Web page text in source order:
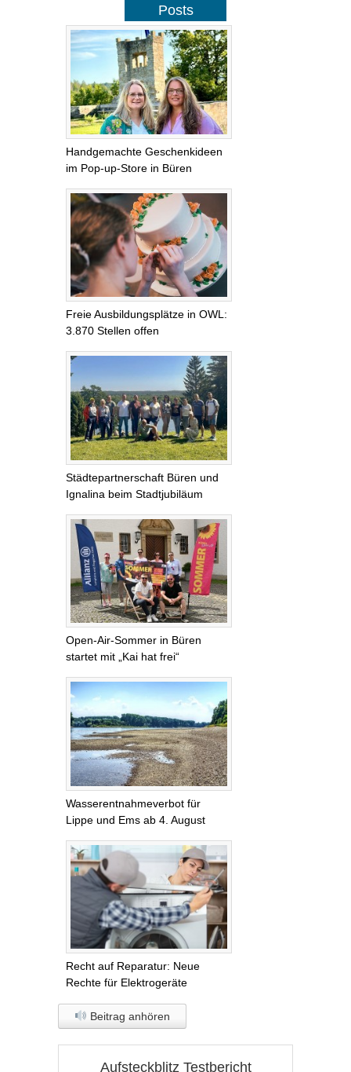
Posts
Handgemachte Geschenkideen
im Pop-up-Store in Büren
Freie Ausbildungsplätze in OWL:
3.870 Stellen offen
Städtepartnerschaft Büren und
Ignalina beim Stadtjubiläum
Open-Air-Sommer in Büren
startet mit „Kai hat frei“
Wasserentnahmeverbot für
Lippe und Ems ab 4. August
Recht auf Reparatur: Neue
Rechte für Elektrogeräte
Beitrag anhören
Aufsteckblitz Testbericht